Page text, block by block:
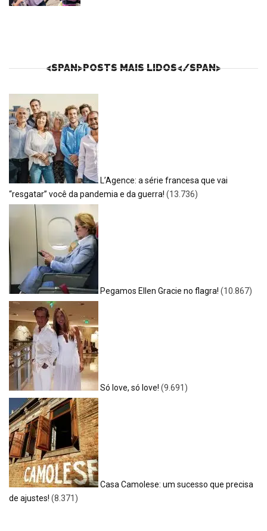
<SPAN>POSTS MAIS LIDOS</SPAN>
L’Agence: a série francesa que vai
“resgatar” você da pandemia e da guerra! (13.736)
Pegamos Ellen Gracie no flagra! (10.867)
Só love, só love! (9.691)
Casa Camolese: um sucesso que precisa
de ajustes! (8.371)